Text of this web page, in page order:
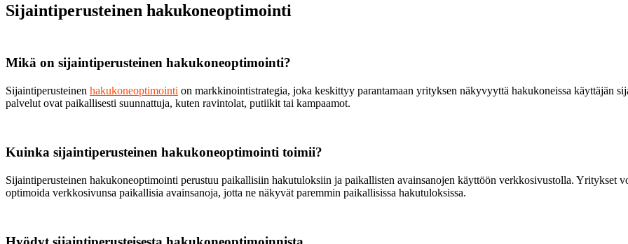
Sijaintiperusteinen hakukoneoptimointi
Mikä on sijaintiperusteinen hakukoneoptimointi?
Sijaintiperusteinen hakukoneoptimointi on markkinointistrategia, joka keskittyy parantamaan yrityksen näkyvyyttä hakukoneissa käyttäjän
palvelut ovat paikallisesti suunnattuja, kuten ravintolat, putiikit tai kampaamot.
Kuinka sijaintiperusteinen hakukoneoptimointi toimii?
Sijaintiperusteinen hakukoneoptimointi perustuu paikallisiin hakutuloksiin ja paikallisten avainsanojen käyttöön verkkosivustolla. Yritykset
optimoida verkkosivunsa paikallisia avainsanoja, jotta ne näkyvät paremmin paikallisissa hakutuloksissa.